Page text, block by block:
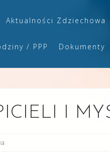
Aktualności Zdziechowa
/ PPP Dokumenty
I